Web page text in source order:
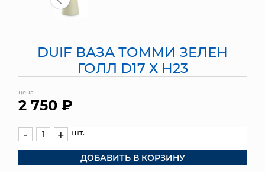
ЯЩИКИ
СУНДУКИ
ПОДАРОЧНЫЕ КАРТЫ
DUIF ВАЗА ТОММИ ЗЕЛЕН
ГОЛЛ D17 Х H23
цена
2 750 ₽
- + шт.
ДОБАВИТЬ В КОРЗИНУ